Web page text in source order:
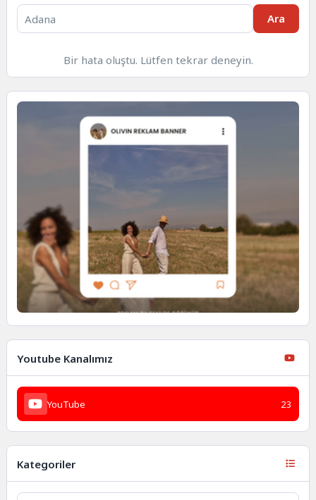
Ara
Bir hata oluştu. Lütfen tekrar deneyin.
Youtube Kanalımız
YouTube 23
Kategoriler